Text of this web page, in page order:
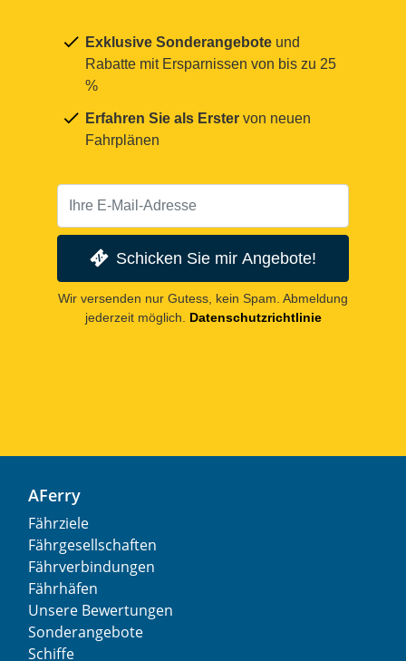
Exklusive Sonderangebote und
Rabatte mit Ersparnissen von bis zu 25
%
Erfahren Sie als Erster von neuen
Fahrplänen
Schicken Sie mir Angebote!
Wir versenden nur Gutess, kein Spam. Abmeldung
jederzeit möglich.
Datenschutzrichtlinie
AFerry
Fährziele
Fährgesellschaften
Fährverbindungen
Fährhäfen
Unsere Bewertungen
Sonderangebote
Schiffe